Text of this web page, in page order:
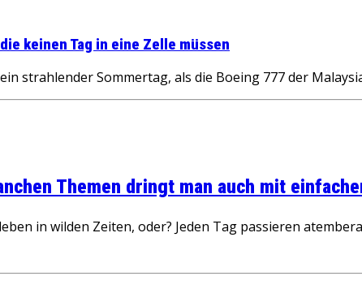
keinen Tag in eine Zelle müssen
ein strahlender Sommertag, als die Boeing 777 der
Themen dringt man auch mit
in wilden Zeiten, oder? Jeden Tag passieren